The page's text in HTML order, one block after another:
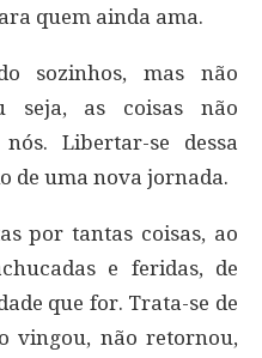
quem ainda ama.
sozinhos, mas não
seja, as coisas não
Libertar-se dessa
de uma nova jornada.
por tantas coisas, ao
e feridas, de
que for. Trata-se de
vingou, não retornou,